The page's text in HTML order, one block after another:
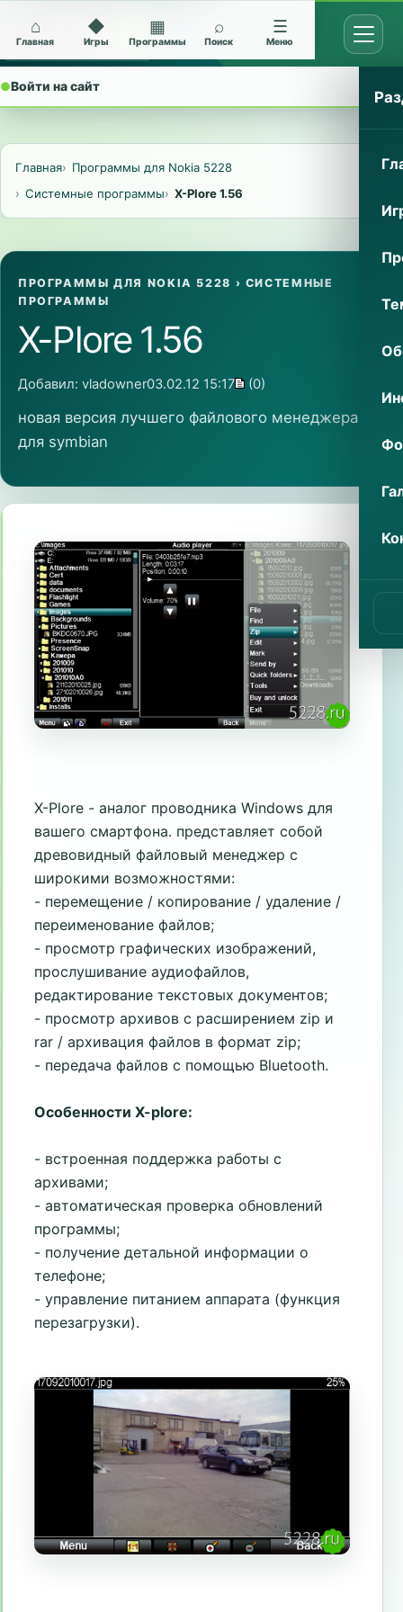
Архив Nokia 5228
●Войти на сайт
⌂
Главная
◆
Игры
▦
Программы
⌕
Поиск
☰
Меню
Главная
Программы для Nokia 5228
Системные программы
X-Plore 1.56
ПРОГРАММЫ ДЛЯ NOKIA 5228 › СИСТЕМНЫЕ
ПРОГРАММЫ
X-Plore 1.56
Добавил: vladowner03.02.12 15:17 (0)
новая версия лучшего файлового менеджера
для symbian
X-Plore - аналог проводника Windows для
вашего смартфона. представляет собой
древовидный файловый менеджер с
широкими возможностями:
- перемещение / копирование / удаление /
переименование файлов;
- просмотр графических изображений,
прослушивание аудиофайлов,
редактирование текстовых документов;
- просмотр архивов с расширением zip и
rar / архивация файлов в формат zip;
- передача файлов с помощью Bluetooth.
Особенности X-plore:
- встроенная поддержка работы с
архивами;
- автоматическая проверка обновлений
программы;
- получение детальной информации о
телефоне;
- управление питанием аппарата (функция
перезагрузки).